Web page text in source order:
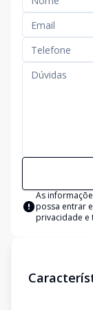
As
possa entrar
privacidade e